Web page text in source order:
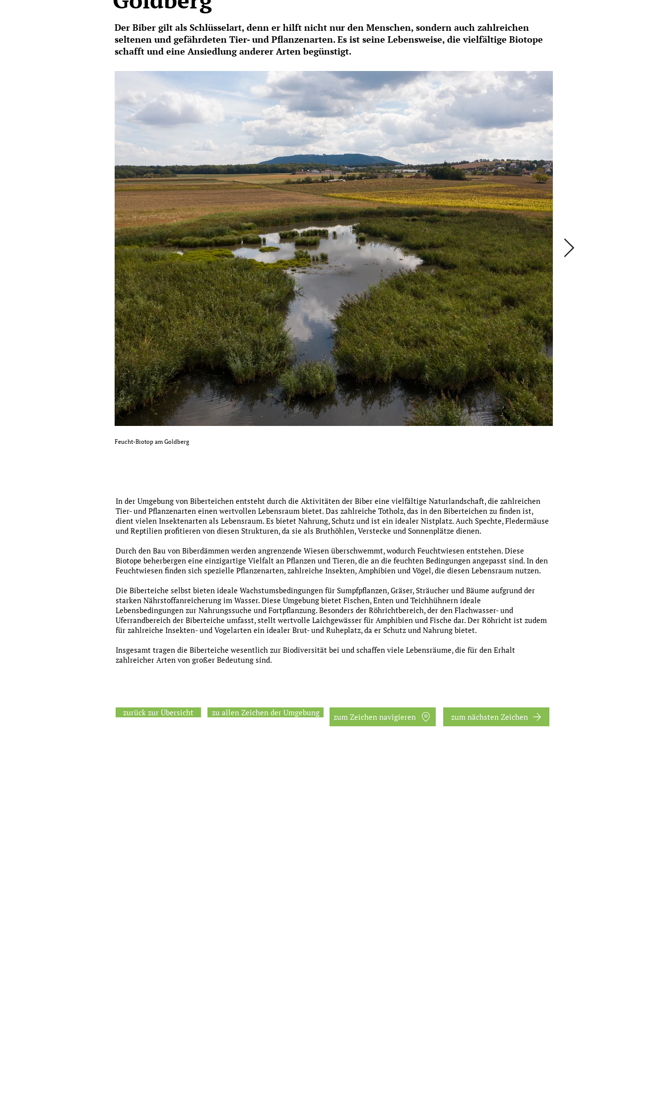
Der Biber gilt als Schlüsselart, denn er hilft nicht nur den Menschen, sondern auch zahlreichen
seltenen und gefährdeten Tier- und Pflanzenarten. Es ist seine Lebensweise, die vielfältige Biotope
schafft und eine Ansiedlung anderer Arten begünstigt.
Feucht-Biotop am Goldberg
In der Umgebung von Biberteichen entsteht durch die Aktivitäten der Biber eine vielfältige Naturlandschaft, die zahlreichen
Tier- und Pflanzenarten einen wertvollen Lebensraum bietet. Das zahlreiche Totholz, das in den Biberteichen zu finden ist,
dient vielen Insektenarten als Lebensraum. Es bietet Nahrung, Schutz und ist ein idealer Nistplatz. Auch Spechte, Fledermäuse
und Reptilien profitieren von diesen Strukturen, da sie als Bruthöhlen, Verstecke und Sonnenplätze dienen.
Durch den Bau von Biberdämmen werden angrenzende Wiesen überschwemmt, wodurch Feuchtwiesen entstehen. Diese
Biotope beherbergen eine einzigartige Vielfalt an Pflanzen und Tieren, die an die feuchten Bedingungen angepasst sind. In den
Feuchtwiesen finden sich spezielle Pflanzenarten, zahlreiche Insekten, Amphibien und Vögel, die diesen Lebensraum nutzen.
Die Biberteiche selbst bieten ideale Wachstumsbedingungen für Sumpfpflanzen, Gräser, Sträucher und Bäume aufgrund der
starken Nährstoffanreicherung im Wasser. Diese Umgebung bietet Fischen, Enten und Teichhühnern ideale
Lebensbedingungen zur Nahrungssuche und Fortpflanzung. Besonders der Röhrichtbereich, der den Flachwasser- und
Uferrandbereich der Biberteiche umfasst, stellt wertvolle Laichgewässer für Amphibien und Fische dar. Der Röhricht ist zudem
für zahlreiche Insekten- und Vogelarten ein idealer Brut- und Ruheplatz, da er Schutz und Nahrung bietet.
Insgesamt tragen die Biberteiche wesentlich zur Biodiversität bei und schaffen viele Lebensräume, die für den Erhalt
zahlreicher Arten von großer Bedeutung sind.
zu allen Zeichen der Umgebung
zurück zur Übersicht zum Zeichen navigieren zum nächsten Zeichen